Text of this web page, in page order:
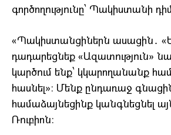
գործողությունը՝ Պակիստանի
«Պակիստանցիներն ասացին․
դադարեցնեք «Ազատություն»
կարծում ենք՝ կկարողանանք
հասնել»։ Մենք ընդառաջ
համաձայնեցինք կանգնեցնել
Ռուբիոն։